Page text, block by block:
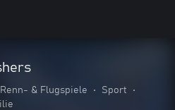
Renn- & Flugspiele • Sport
•